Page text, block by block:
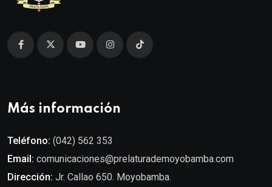
Más información
Teléfono: (042) 562 353
Email: comunicaciones@prelaturademoyobamba.com
Dirección: Jr. Callao 650. Moyobamba.